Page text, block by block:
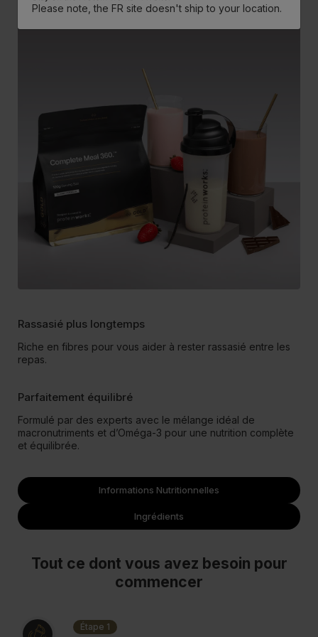
Rassasié plus longtemps
Riche en fibres pour vous aider à rester rassasié entre les
repas.
Parfaitement équilibré
Formulé par des experts avec le mélange idéal de
macronutriments et d’Oméga-3 pour une nutrition complète
et équilibrée.
Informations Nutritionnelles
Ingrédients
Tout ce dont vous avez besoin pour
commencer
Étape 1
Please note, the FR site doesn't ship to your location.